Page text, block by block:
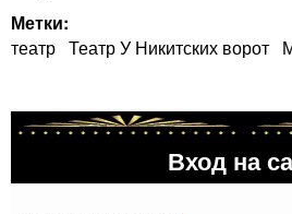
Метки:
театр Театр У Никитских ворот
Вход на